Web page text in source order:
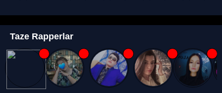
Taze Rapperlar